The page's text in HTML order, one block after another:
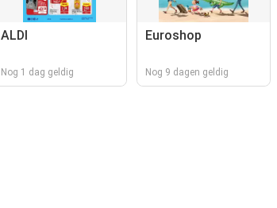
ALDI
Nog 1 dag geldig
Euroshop
Nog 9 dagen geldig